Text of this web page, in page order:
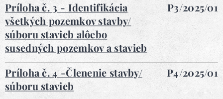
Príloha č. 3 - Identifikácia
všetkých pozemkov stavby/
súboru stavieb alôebo
susedných pozemkov a stavieb
P3/2025/01
Príloha č. 4 -Členenie stavby/
súboru stavieb
P4/2025/01